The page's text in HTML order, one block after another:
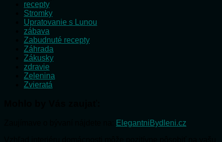
recepty
Stromky
Upratovanie s Lunou
zábava
Zabudnuté recepty
Záhrada
Zákusky
zdravie
Zelenina
Zvieratá
ElegantniBydleni.cz